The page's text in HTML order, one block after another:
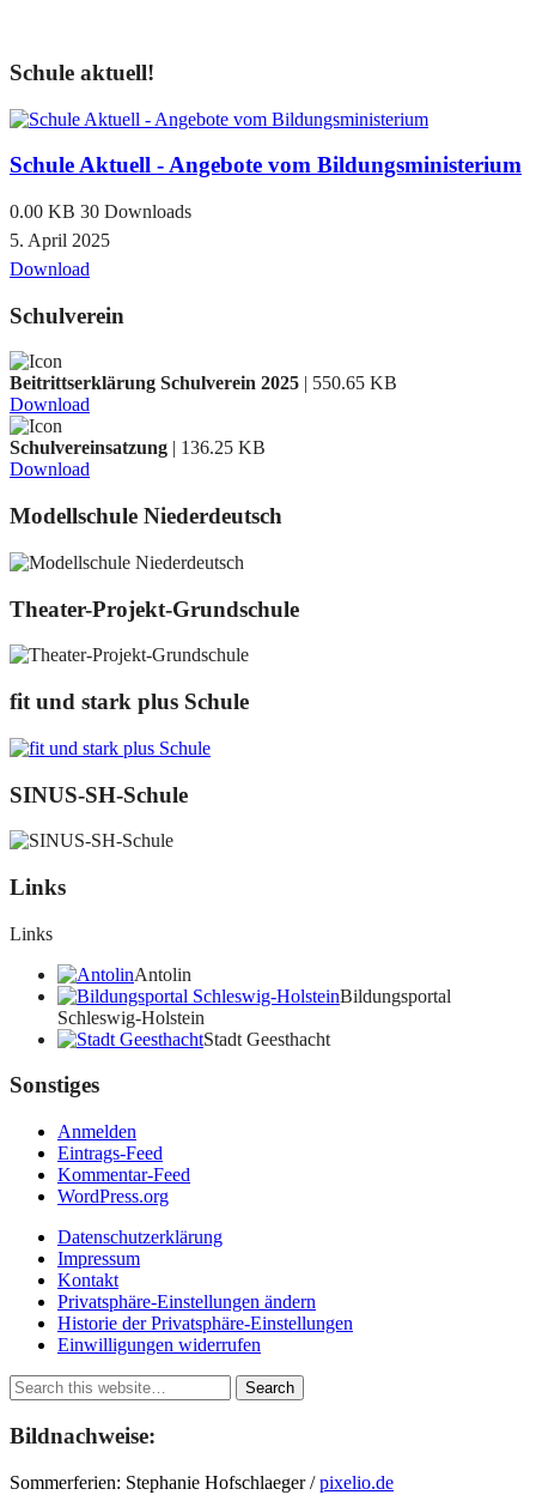
Schule aktuell!
Schule Aktuell - Angebote vom Bildungsministerium
0.00 KB 30 Downloads
5. April 2025
Download
Schulverein
Beitrittserklärung Schulverein 2025 | 550.65 KB
Download
Schulvereinsatzung | 136.25 KB
Download
Modellschule Niederdeutsch
Theater-Projekt-Grundschule
fit und stark plus Schule
SINUS-SH-Schule
Links
Links
Antolin
Bildungsportal
Schleswig-Holstein
Stadt Geesthacht
Sonstiges
Anmelden
Eintrags-Feed
Kommentar-Feed
WordPress.org
Datenschutzerklärung
Impressum
Kontakt
Privatsphäre-Einstellungen ändern
Historie der Privatsphäre-Einstellungen
Einwilligungen widerrufen
Bildnachweise:
Sommerferien: Stephanie Hofschlaeger /pixelio.de